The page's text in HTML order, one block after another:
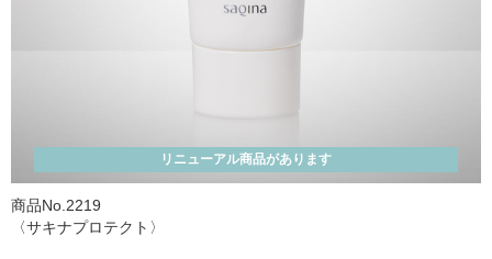
サキナビューティーラウンジ一覧
サポート
リニューアル商品があります
〈サキナプロテクト〉
商品No.2219